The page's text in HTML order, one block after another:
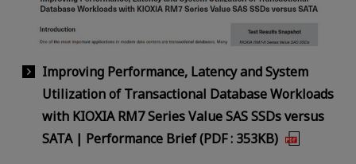
Improving Performance, Latency and System
Utilization of Transactional Database Workloads
with KIOXIA RM7 Series Value SAS SSDs versus
SATA | Performance Brief (PDF : 353KB)